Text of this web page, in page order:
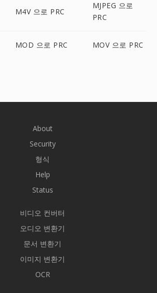
M4V 으로 PRC
MJPEG 으로
PRC
MOD 으로 PRC MOV 으로 PRC
About
Security
형식
Help
Status
비디오 컨버터
오디오 변환기
문서 변환기
이미지 변환기
OCR